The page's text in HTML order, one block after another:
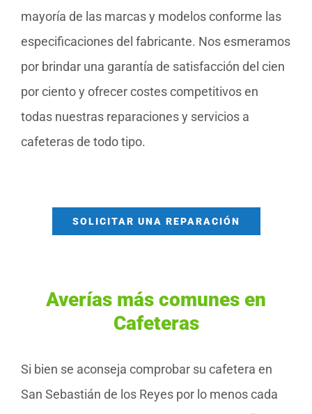
mayoría de las marcas y modelos conforme las
especificaciones del fabricante. Nos esmeramos
por brindar una garantía de satisfacción del cien
por ciento y ofrecer costes competitivos en
todas nuestras reparaciones y servicios a
cafeteras de todo tipo.
SOLICITAR UNA REPARACIÓN
Averías más comunes en
Cafeteras
Si bien se aconseja comprobar su cafetera en
San Sebastián de los Reyes por lo menos cada